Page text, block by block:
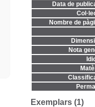
Data de
Nombre de
Nota
Exemplars (1)